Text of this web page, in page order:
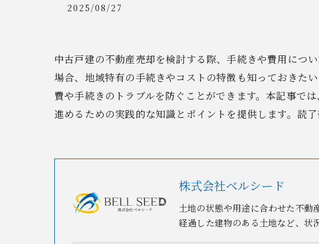
2025/08/27
中古戸建の不動産売却を検討する際、手続きや費用につ
場合、地域特有の手続きやコストの特徴も知っておきた
費や手続きのトラブルを防ぐことができます。本記事で
進めるための実践的な知識とポイントを提供します。読
株式会社ベルシード
土地の状態や用途に合わせた不動
経過した建物のある土地など、状